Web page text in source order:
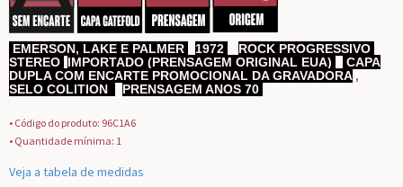
EMERSON, LAKE E PALMER 1972 ROCK PROGRESSIVO
STEREO IMPORTADO (PRENSAGEM ORIGINAL EUA)
CAPA
DUPLA COM ENCARTE PROMOCIONAL DA GRAVADORA ,
SELO COLITION PRENSAGEM ANOS 70
• Código do produto: 96C1A6
• Quantidade mínima: 1
Veja a tabela de medidas